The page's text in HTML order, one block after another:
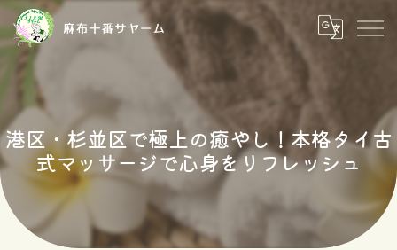
港区・杉並区で極上の癒やし！本格タイ古
式マッサージで心身をリフレッシュ